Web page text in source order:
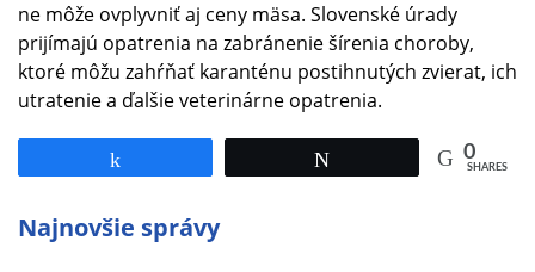
ne môže ovplyvniť aj ceny mäsa. Slovenské úrady
prijímajú opatrenia na zabránenie šírenia choroby,
ktoré môžu zahŕňať karanténu postihnutých zvierat, ich
utratenie a ďalšie veterinárne opatrenia.
0
SHARES
Najnovšie správy